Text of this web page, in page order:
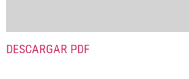
DESCARGAR PDF